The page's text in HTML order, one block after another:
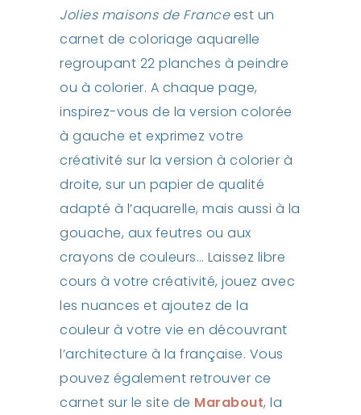
Jolies maisons de Franceest un
carnet de coloriage aquarelle
regroupant 22 planches à peindre
ou à colorier. A chaque page,
inspirez-vous de la version colorée
à gauche et exprimez votre
créativité sur la version à colorier à
droite, sur un papier de qualité
adapté à l’aquarelle, mais aussi à la
gouache, aux feutres ou aux
crayons de couleurs… Laissez libre
cours à votre créativité, jouez avec
les nuances et ajoutez de la
couleur à votre vie en découvrant
l’architecture à la française. Vous
pouvez également retrouver ce
carnet sur le site de Marabout, la